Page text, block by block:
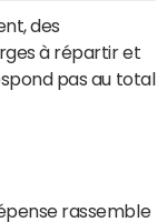
des
à répartir et
pas au total
rassemble